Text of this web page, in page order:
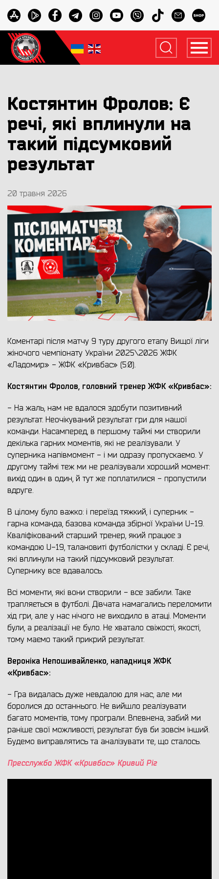
Костянтин Фролов: Є
речі, які вплинули на
такий підсумковий
результат
20 травня 2026
Коментарі після матчу 9 туру другого етапу Вищої ліги
жіночого чемпіонату України 2025\2026 ЖФК
«Ладомир» - ЖФК «Кривбас» (5:0).
Костянтин Фролов, головний тренер ЖФК «Кривбас»:
- На жаль, нам не вдалося здобути позитивний
результат. Неочікуваний результат гри для нашої
команди. Насамперед, в першому таймі ми створили
декілька гарних моментів, які не реалізували. У
суперника напівмомент - і ми одразу пропускаємо. У
другому таймі теж ми не реалізували хороший момент:
вихід один в один, й тут же поплатилися - пропустили
вдруге.
В цілому було важко: і переїзд тяжкий, і суперник -
гарна команда, базова команда збірної України U-19.
Кваліфікований старший тренер, який працює з
командою U-19, талановиті футболістки у складі. Є речі,
які вплинули на такий підсумковий результат.
Супернику все вдавалось.
Всі моменти, які вони створили - все забили. Таке
трапляється в футболі. Дівчата намагались переломити
хід гри, але у нас нічого не виходило в атаці. Моменти
були, а реалізації не було. Не хватало свіжості, якості,
тому маємо такий прикрий результат.
Вероніка Непошивайленко, нападниця ЖФК
«Кривбас»:
- Гра видалась дуже невдалою для нас, але ми
боролися до останнього. Не вийшло реалізувати
багато моментів, тому програли. Впевнена, забий ми
раніше свої можливості, результат був би зовсім інший.
Будемо виправлятись та аналізувати те, що сталось.
Пресслужба ЖФК «Кривбас» Кривий Ріг